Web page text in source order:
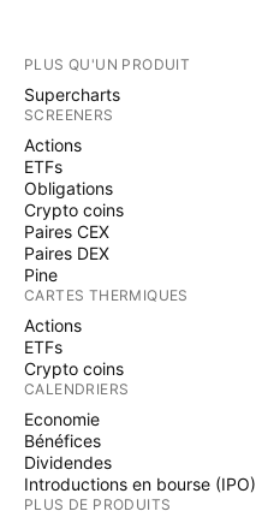
PLUS QU'UN PRODUIT
Supercharts
SCREENERS
Actions
ETFs
Obligations
Crypto coins
Paires CEX
Paires DEX
Pine
CARTES THERMIQUES
Actions
ETFs
Crypto coins
CALENDRIERS
Economie
Bénéfices
Dividendes
Introductions en bourse (IPO)
PLUS DE PRODUITS